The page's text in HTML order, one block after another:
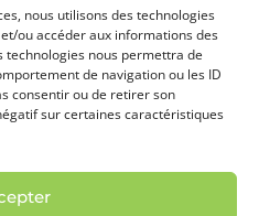
nous utilisons des technologies
ou accéder aux informations des
technologies nous permettra de
de navigation ou les ID
consentir ou de retirer son
sur certaines caractéristiques
18h00